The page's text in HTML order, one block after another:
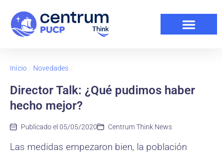
Inicio / Novedades /
Director Talk: ¿Qué pudimos haber
hecho mejor?
Publicado el 05/05/2020 Centrum Think News
Las medidas empezaron bien, la población